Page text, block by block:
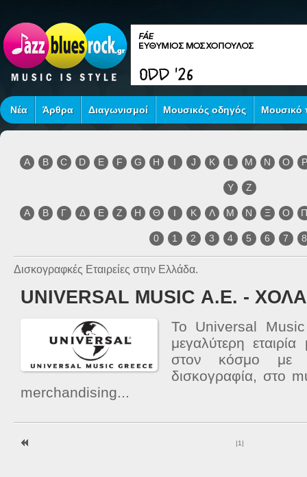
Νέα Άρθρα Διαγωνισμοί Μουσικός οδηγός Μουσικό
A B C D E F G H I J K L M N O P
Y Z
Α Β Γ Δ Ε Ζ Η Θ Ι Κ Λ Μ Ν Ξ Ο
0 1 2 3 4 5 6 7 8
Δισκογραφκές Εταιρείες στην Ελλάδα.
UNIVERSAL MUSIC Α.Ε. -
Το Universal
μεγαλύτερη
στον κόσμο με
δισκογραφία, στο
merchandising...
|1 |